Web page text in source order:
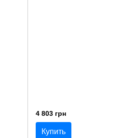
4 803 грн
Купить